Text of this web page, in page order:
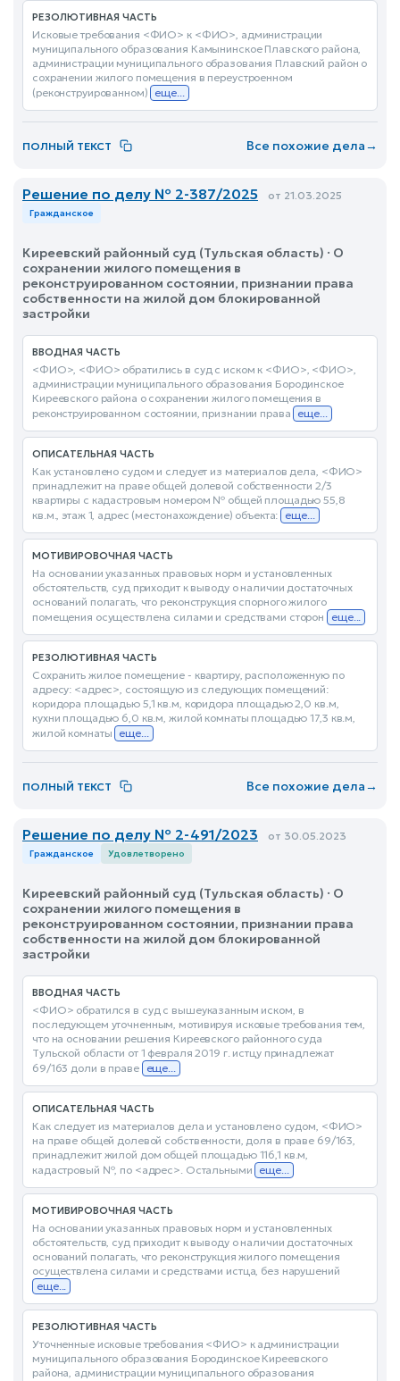
РЕЗОЛЮТИВНАЯ ЧАСТЬ
Исковые требования <ФИО> к <ФИО>, администрации
муниципального образования Камынинское Плавского района,
администрации муниципального образования Плавский район о
сохранении жилого помещения в переустроенном
(реконструированном) еще...
ПОЛНЫЙ ТЕКСТ Все похожие дела→
Решение по делу № 2-387/2025 от 21.03.2025
Гражданское
Киреевский районный суд (Тульская область) · О
сохранении жилого помещения в
реконструированном состоянии, признании права
собственности на жилой дом блокированной
застройки
ВВОДНАЯ ЧАСТЬ
<ФИО>, <ФИО> обратились в суд с иском к <ФИО>, <ФИО>,
администрации муниципального образования Бородинское
Киреевского района о сохранении жилого помещения в
реконструированном состоянии, признании права еще...
ОПИСАТЕЛЬНАЯ ЧАСТЬ
Как установлено судом и следует из материалов дела, <ФИО>
принадлежит на праве общей долевой собственности 2/3
квартиры с кадастровым номером № общей площадью 55,8
кв.м., этаж 1, адрес (местонахождение) объекта: еще...
МОТИВИРОВОЧНАЯ ЧАСТЬ
На основании указанных правовых норм и установленных
обстоятельств, суд приходит к выводу о наличии достаточных
оснований полагать, что реконструкция спорного жилого
помещения осуществлена силами и средствами сторон
еще...
РЕЗОЛЮТИВНАЯ ЧАСТЬ
Сохранить жилое помещение - квартиру, расположенную по
адресу: <адрес>, состоящую из следующих помещений:
коридора площадью 5,1 кв.м, коридора площадью 2,0 кв.м,
кухни площадью 6,0 кв.м, жилой комнаты площадью 17,3 кв.м,
жилой комнаты еще...
ПОЛНЫЙ ТЕКСТ Все похожие дела→
Решение по делу № 2-491/2023 от 30.05.2023
Гражданское Удовлетворено
Киреевский районный суд (Тульская область) · О
сохранении жилого помещения в
реконструированном состоянии, признании права
собственности на жилой дом блокированной
застройки
ВВОДНАЯ ЧАСТЬ
<ФИО> обратился в суд с вышеуказанным иском, в
последующем уточненным, мотивируя исковые требования тем,
что на основании решения Киреевского районного суда
Тульской области от 1 февраля 2019 г. истцу принадлежат
69/163 доли в праве еще...
ОПИСАТЕЛЬНАЯ ЧАСТЬ
Как следует из материалов дела и установлено судом, <ФИО>
на праве общей долевой собственности, доля в праве 69/163,
принадлежит жилой дом общей площадью 116,1 кв.м,
кадастровый №, по <адрес>. Остальными еще...
МОТИВИРОВОЧНАЯ ЧАСТЬ
На основании указанных правовых норм и установленных
обстоятельств, суд приходит к выводу о наличии достаточных
оснований полагать, что реконструкция жилого помещения
осуществлена силами и средствами истца, без нарушений
еще...
РЕЗОЛЮТИВНАЯ ЧАСТЬ
Уточненные исковые требования <ФИО> к администрации
муниципального образования Бородинское Киреевского
района, администрации муниципального образования